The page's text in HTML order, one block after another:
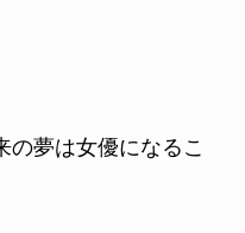
の夢は女優になるこ